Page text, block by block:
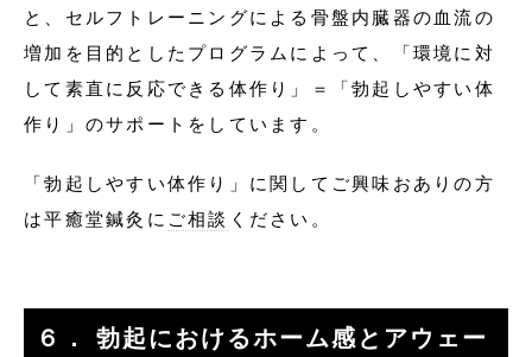
と、セルフトレーニングによる骨盤内臓器の血流の
増加を目的としたプログラムによって、「環境に対
して素直に反応できる体作り」＝「勃起しやすい体
作り」のサポートをしています。
「勃起しやすい体作り」に関してご興味おありの方
は平癒堂鍼灸に ご相談 ください。
６． 勃起におけるホーム感とアウェー